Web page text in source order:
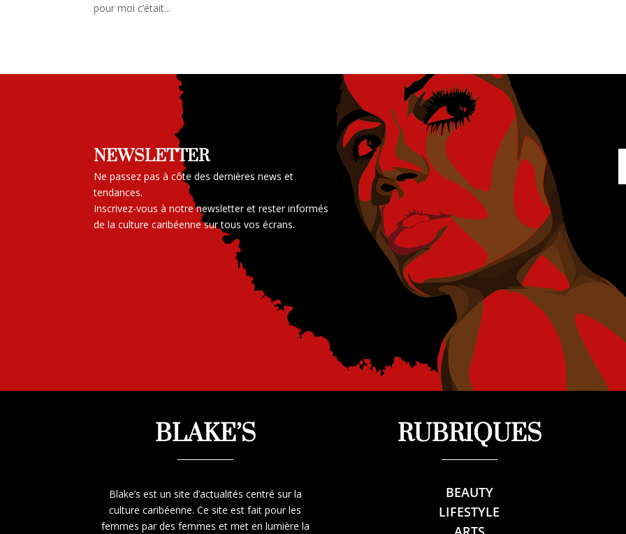
pour moi c’était...
NEWSLETTER
Ne passez pas à côte des dernières news et
tendances.
Inscrivez-vous à notre newsletter et rester informés
de la culture caribéenne sur tous vos écrans.
BLAKE’S
Blake’s est un site d’actualités centré sur la
culture caribéenne. Ce site est fait pour les
femmes par des femmes et met en lumière la
RUBRIQUES
BEAUTY
LIFESTYLE